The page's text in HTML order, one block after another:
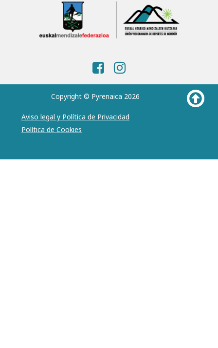
Copyright © Pyrenaica 2026
Aviso legal y Política de Privacidad
Política de Cookies